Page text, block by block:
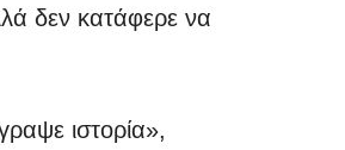
δεν κατάφερε να
ιστορία»,